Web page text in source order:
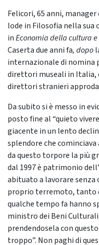
Felicori, 65 anni,
lode in Filosofia nella
inEconomia della cultura
Caserta due anni fa, dopo
internazionale di nomina
direttori museali in Italia,
direttori stranieri
Da subito si è messo in
posto fine al “quieto
giacente in un lento
splendore che cominciava
da questo torpore la più
dal 1997 è patrimonio
abituato a lavorare senza
proprio terremoto, tanto
qualche tempo fa hanno
ministro dei Beni
prendendosela con
troppo”. Non paghi di